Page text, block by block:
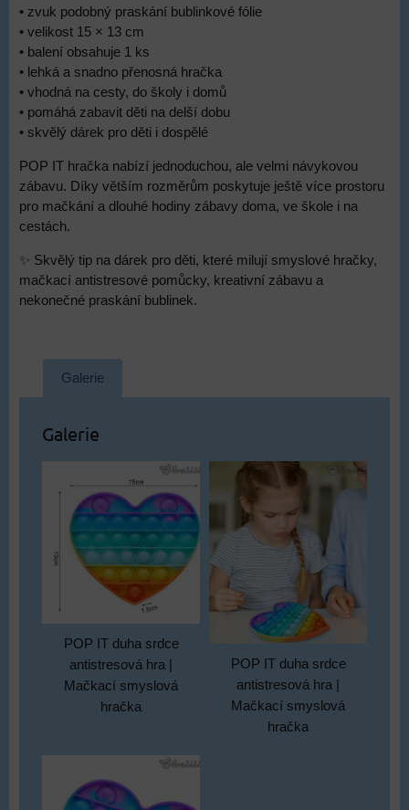
• zvuk podobný praskání bublinkové fólie
• velikost 15 × 13 cm
• balení obsahuje 1 ks
• lehká a snadno přenosná hračka
• vhodná na cesty, do školy i domů
• pomáhá zabavit děti na delší dobu
• skvělý dárek pro děti i dospělé
POP IT hračka nabízí jednoduchou, ale velmi návykovou
zábavu. Díky větším rozměrům poskytuje ještě více prostoru
pro mačkání a dlouhé hodiny zábavy doma, ve škole i na
cestách.
✨ Skvělý tip na dárek pro děti, které milují smyslové hračky,
mačkací antistresové pomůcky, kreativní zábavu a
nekonečné praskání bublinek.
Galerie
Galerie
POP IT duha srdce
antistresová hra |
Mačkací smyslová
hračka
POP IT duha srdce
antistresová hra |
Mačkací smyslová
hračka